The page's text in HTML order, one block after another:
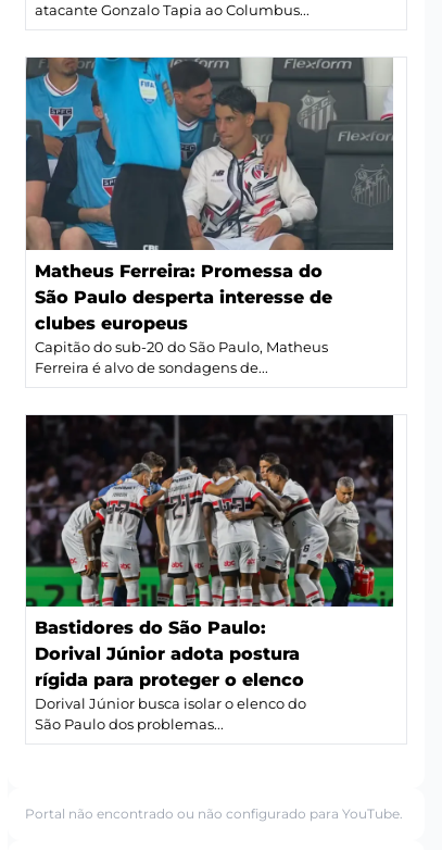
atacante Gonzalo Tapia ao Columbus...
Matheus Ferreira: Promessa do
São Paulo desperta interesse de
clubes europeus
Capitão do sub-20 do São Paulo, Matheus
Ferreira é alvo de sondagens de...
Bastidores do São Paulo:
Dorival Júnior adota postura
rígida para proteger o elenco
Dorival Júnior busca isolar o elenco do
São Paulo dos problemas...
Portal não encontrado ou não configurado para YouTube.